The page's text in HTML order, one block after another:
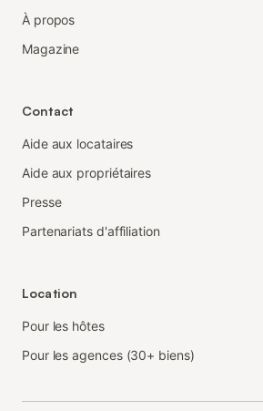
À propos
Magazine
Contact
Aide aux locataires
Aide aux propriétaires
Presse
Partenariats d'affiliation
Location
Pour les hôtes
Pour les agences (30+ biens)